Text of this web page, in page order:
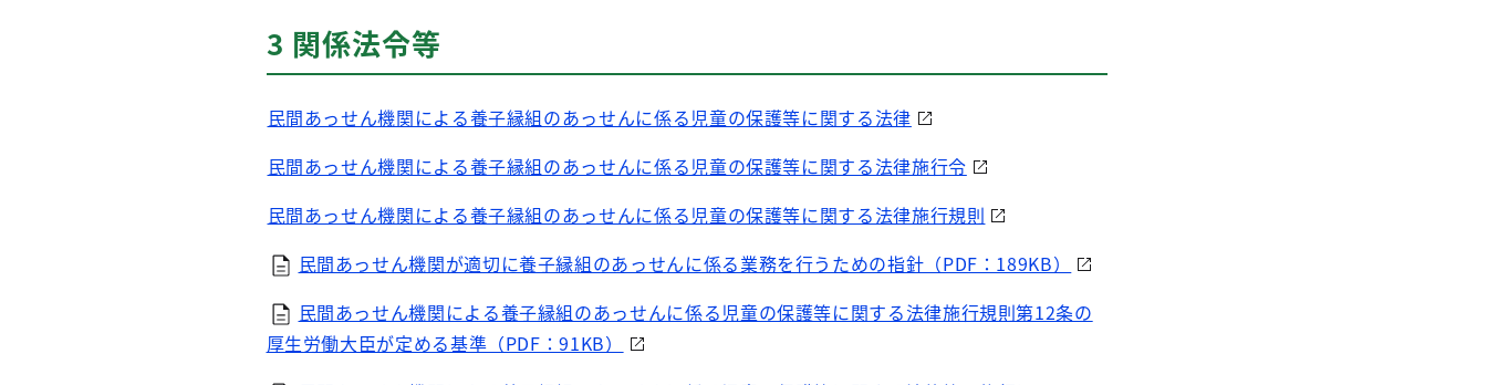
3 関係法令等
民間あっせん機関による養子縁組のあっせんに係る児童の保護等に関する法律
民間あっせん機関による養子縁組のあっせんに係る児童の保護等に関する法律施行令
民間あっせん機関による養子縁組のあっせんに係る児童の保護等に関する法律施行規則
民間あっせん機関が適切に養子縁組のあっせんに係る業務を行うための指針（PDF：189KB）
民間あっせん機関による養子縁組のあっせんに係る児童の保護等に関する法律施行規則第12条の
厚生労働大臣が定める基準（PDF：91KB）